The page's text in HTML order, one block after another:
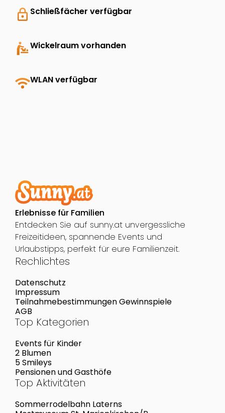
lock Schließfächer verfügbar
baby_changing_stationWickelraum vorhanden
wifiWLAN verfügbar
Erlebnisse für Familien
Entdecken Sie auf sunny.at unvergessliche
Freizeitideen, spannende Events und
Urlaubstipps, perfekt für eure Familienzeit.
Rechlichtes
Datenschutz
Impressum
Teilnahmebestimmungen Gewinnspiele
AGB
Top Kategorien
Events für Kinder
2 Blumen
5 Smileys
Pensionen und Gasthöfe
Top Aktivitäten
Sommerrodelbahn Laterns